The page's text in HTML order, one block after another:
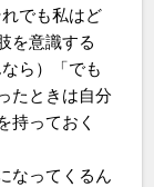
でも私はど
を意識する
ら）「でも
たときは自分
持っておく
なってくるん